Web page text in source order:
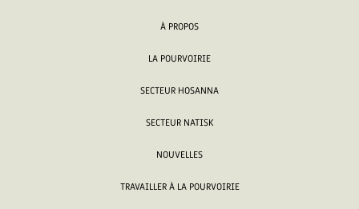
À PROPOS
LA POURVOIRIE
SECTEUR HOSANNA
SECTEUR NATISK
NOUVELLES
TRAVAILLER À LA POURVOIRIE